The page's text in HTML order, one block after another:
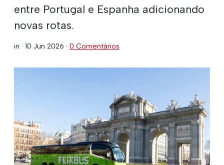
entre Portugal e Espanha adicionando
novas rotas.
in · 10 Jun 2026 · 0 Comentários